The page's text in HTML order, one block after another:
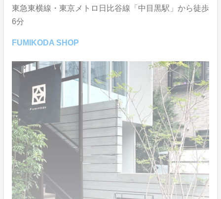
東急東横線・東京メトロ日比谷線「中目黒駅」から徒歩
6分
FUMIKODA SHOP